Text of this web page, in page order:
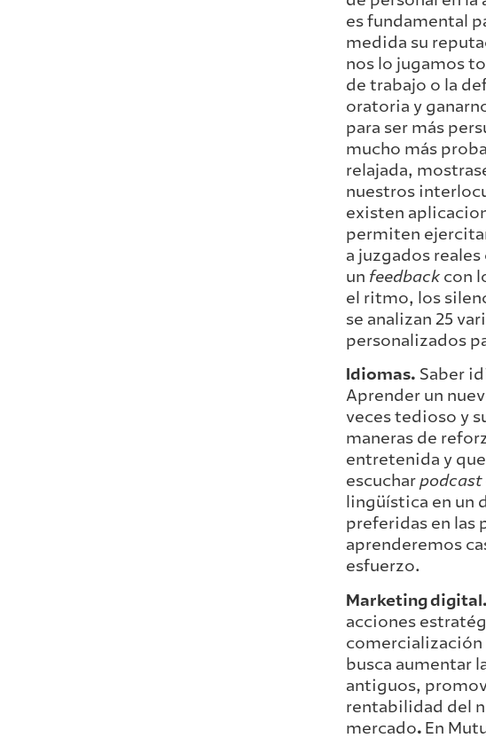
es fundamental
medida su
nos lo jugamos
de trabajo o la
oratoria y
para ser más
mucho más
relajada,
nuestros
existen
permiten
a juzgados
un feedbackcon
el ritmo, los
se analizan 25
personalizados
Idiomas. Saber
Aprender un
veces tedioso y
maneras de
entretenida y
escucharpodcast
lingüística en un
preferidas en las
aprenderemos
esfuerzo.
Marketing digital.
acciones
comercialización
busca aumentar
antiguos,
rentabilidad del
mercado. En